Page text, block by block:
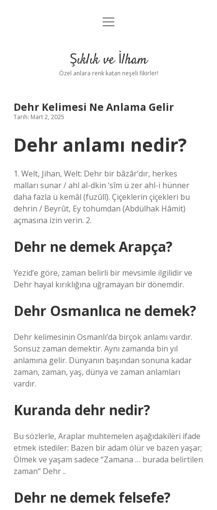
Anasayfa
Yasal Uyarı
menüyü
Şıklık ve İlham
Özel anlara renk katan neşeli fikirler!
Dehr Kelimesi Ne Anlama Gelir
Tarih: Mart 2, 2025
Dehr anlamı nedir?
1. Welt, Jihan, Welt: Dehr bir bâzâr’dır, herkes
malları sunar / ahl al-dkin ‘sîm ü zer ahl-i hünner
daha fazla ü kemâl (fuzûlî). Çiçeklerin çiçekleri bu
dehrin / Beyrût, Ey tohumdan (Abdülhak Hâmit)
açmasına izin verin. 2.
Dehr ne demek Arapça?
Yezid’e göre, zaman belirli bir mevsimle ilgilidir ve
Dehr hayal kırıklığına uğramayan bir dönemdir.
Dehr Osmanlıca ne demek?
Dehr kelimesinin Osmanlı’da birçok anlamı vardır.
Sonsuz zaman demektir. Aynı zamanda bin yıl
anlamına gelir. Dünyanın başından sonuna kadar
zaman, zaman, yaş, dünya ve zaman anlamları
vardır.
Kuranda dehr nedir?
Bu sözlerle, Araplar muhtemelen aşağıdakileri ifade
etmek istediler: Bazen bir adam ölür ve bazen yaşar;
Ölmek ve yaşam sadece “Zamana … burada belirtilen
zaman“ Dehr ..
Dehr ne demek felsefe?